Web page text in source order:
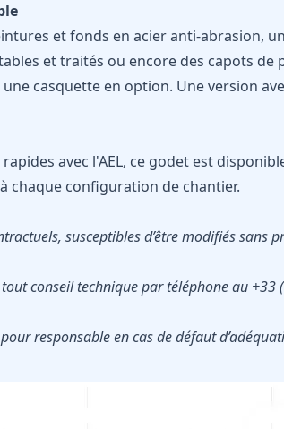
et fonds en acier anti-abrasion,
et traités ou encore des capots
casquette en option. Une version
avec l'AEL, ce godet est
chaque configuration de chantier.
susceptibles d’être modifiés sans
conseil technique par téléphone au
responsable en cas de défaut